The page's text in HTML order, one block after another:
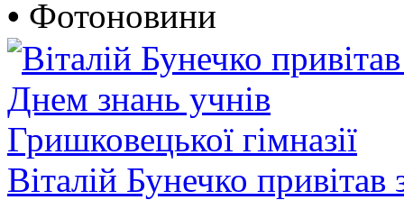
• Фотоновини
Віталій Бунечко